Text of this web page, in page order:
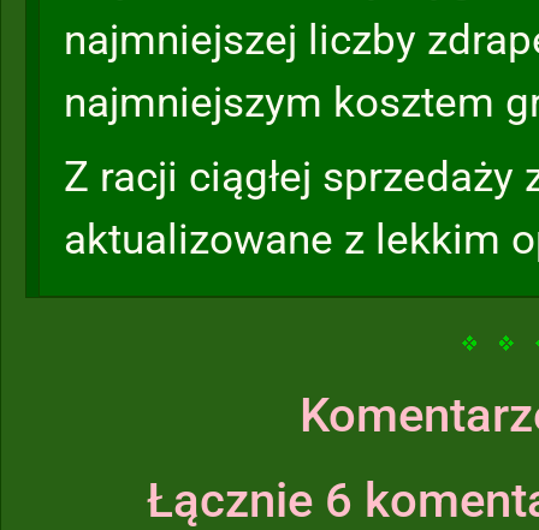
najmniejszej liczby
najmniejszym kosztem
Z racji ciągłej sprzedaży
aktualizowane z lekkim
Łącznie 6